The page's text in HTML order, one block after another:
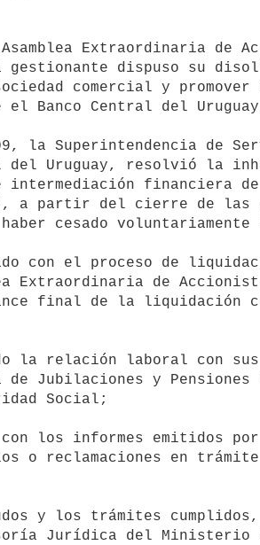
Extraordinaria de
gestionante dispuso su
comercial y
Banco Central del
la Superintendencia de
del Uruguay, resolvió la
financiera
a partir del cierre de las
cesado
con el proceso de
Extraordinaria de
final de la liquidación
la relación laboral con sus
Jubilaciones y Pensiones
Social;
los informes emitidos
o reclamaciones en
y los trámites cumplidos,
Jurídica del Ministerio